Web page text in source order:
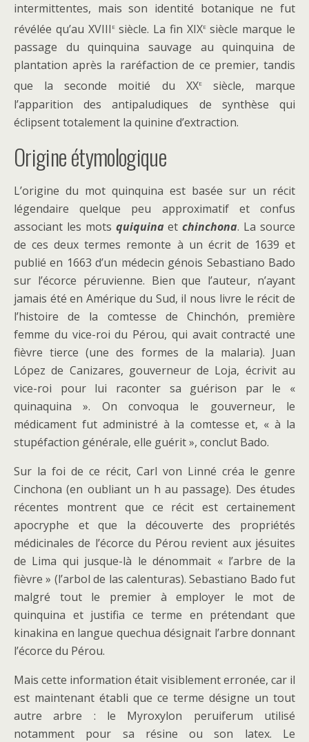
intermittentes, mais son identité botanique ne fut
révélée qu’au XVIIIesiècle. La fin XIXesiècle marque le
passage du quinquina sauvage au quinquina de
plantation après la raréfaction de ce premier, tandis
que la seconde moitié du XXesiècle, marque
l’apparition des antipaludiques de synthèse qui
éclipsent totalement la quinine d’extraction.
Origine étymologique
L’origine du mot quinquina est basée sur un récit
légendaire quelque peu approximatif et confus
associant les mots quiquina etchinchona. La source
de ces deux termes remonte à un écrit de 1639 et
publié en 1663 d’un médecin génois Sebastiano Bado
sur l’écorce péruvienne. Bien que l’auteur, n’ayant
jamais été en Amérique du Sud, il nous livre le récit de
l’histoire de la comtesse de Chinchón, première
femme du vice-roi du Pérou, qui avait contracté une
fièvre tierce (une des formes de la malaria). Juan
López de Canizares, gouverneur de Loja, écrivit au
vice-roi pour lui raconter sa guérison par le «
quinaquina ». On convoqua le gouverneur, le
médicament fut administré à la comtesse et, « à la
stupéfaction générale, elle guérit », conclut Bado.
Sur la foi de ce récit, Carl von Linné créa le genre
Cinchona (en oubliant un h au passage). Des études
récentes montrent que ce récit est certainement
apocryphe et que la découverte des propriétés
médicinales de l’écorce du Pérou revient aux jésuites
de Lima qui jusque-là le dénommait « l’arbre de la
fièvre » (l’arbol de las calenturas). Sebastiano Bado fut
malgré tout le premier à employer le mot de
quinquina et justifia ce terme en prétendant que
kinakina en langue quechua désignait l’arbre donnant
l’écorce du Pérou.
Mais cette information était visiblement erronée, car il
est maintenant établi que ce terme désigne un tout
autre arbre : le Myroxylon peruiferum utilisé
notamment pour sa résine ou son latex. Le